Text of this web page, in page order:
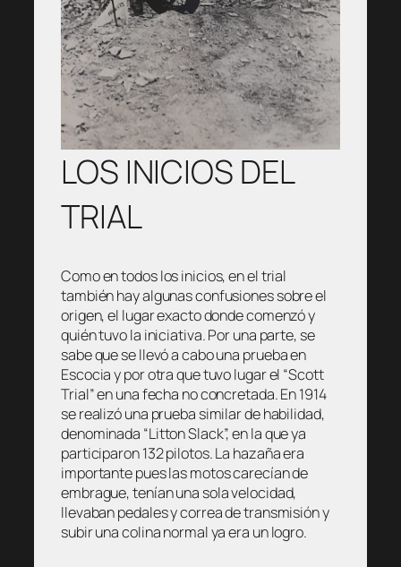
LOS INICIOS DEL
TRIAL
Como en todos los inicios, en el trial
también hay algunas confusiones sobre el
origen, el lugar exacto donde comenzó y
quién tuvo la iniciativa. Por una parte, se
sabe que se llevó a cabo una prueba en
Escocia y por otra que tuvo lugar el “Scott
Trial” en una fecha no concretada. En 1914
se realizó una prueba similar de habilidad,
denominada “Litton Slack”, en la que ya
participaron 132 pilotos. La hazaña era
importante pues las motos carecían de
embrague, tenían una sola velocidad,
llevaban pedales y correa de transmisión y
subir una colina normal ya era un logro.